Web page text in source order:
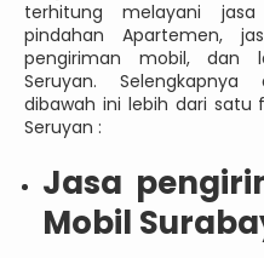
terhitung melayani
pindahan Apartemen,
pengiriman mobil, dan
Seruyan.
dibawah ini lebih dari satu
Seruyan :
Jasa
Mobil